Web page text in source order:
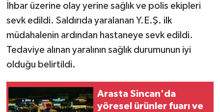
İhbar üzerine olay yerine sağlık ve polis ekipleri
sevk edildi. Saldırıda yaralanan Y.E.Ş. ilk
müdahalenin ardından hastaneye sevk edildi.
Tedaviye alınan yaralının sağlık durumunun iyi
olduğu belirtildi.
Arasta Sincan'da
yöresel ürünler fuarı ve